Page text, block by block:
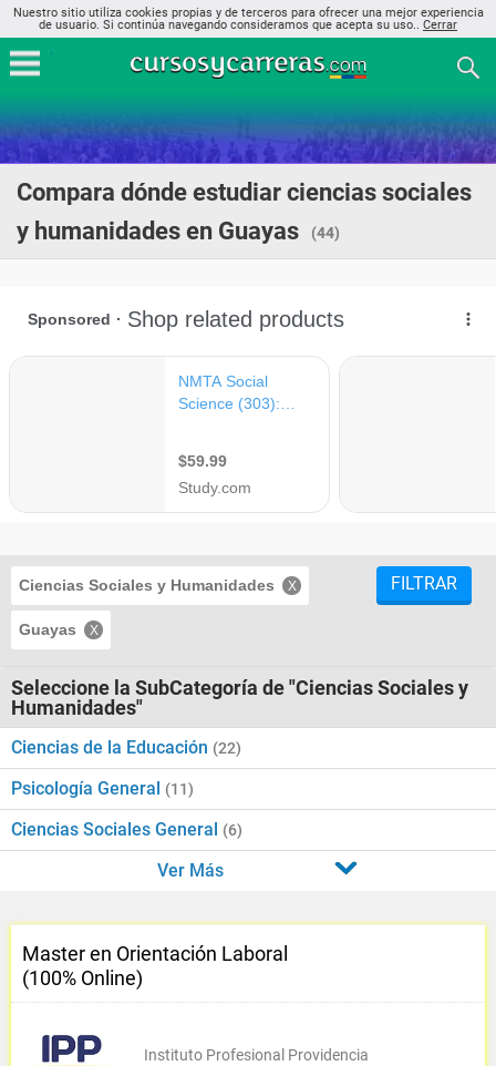
Nuestro sitio utiliza cookies propias y de terceros para ofrecer una mejor experiencia
de usuario. Si continúa navegando consideramos que acepta su uso.. Cerrar
Compara dónde estudiar ciencias sociales
y humanidades en Guayas
(44)
Ciencias Sociales y Humanidades
Guayas
FILTRAR
Seleccione la SubCategoría de "Ciencias Sociales y
Humanidades"
Ciencias de la Educación (22)
Psicología General (11)
Ciencias Sociales General (6)
Ver Más
Master en Orientación Laboral
(100% Online)
Instituto Profesional Providencia